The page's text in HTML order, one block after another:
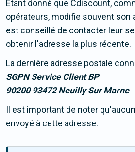
Étant donné que Cdiscount,
opérateurs, modifie souvent son
est conseillé de contacter leur
obtenir l'adresse la plus récente.
La dernière adresse postale
SGPN Service Client BP
90200 93472 Neuilly Sur Marne
Il est important de noter
envoyé à cette adresse.